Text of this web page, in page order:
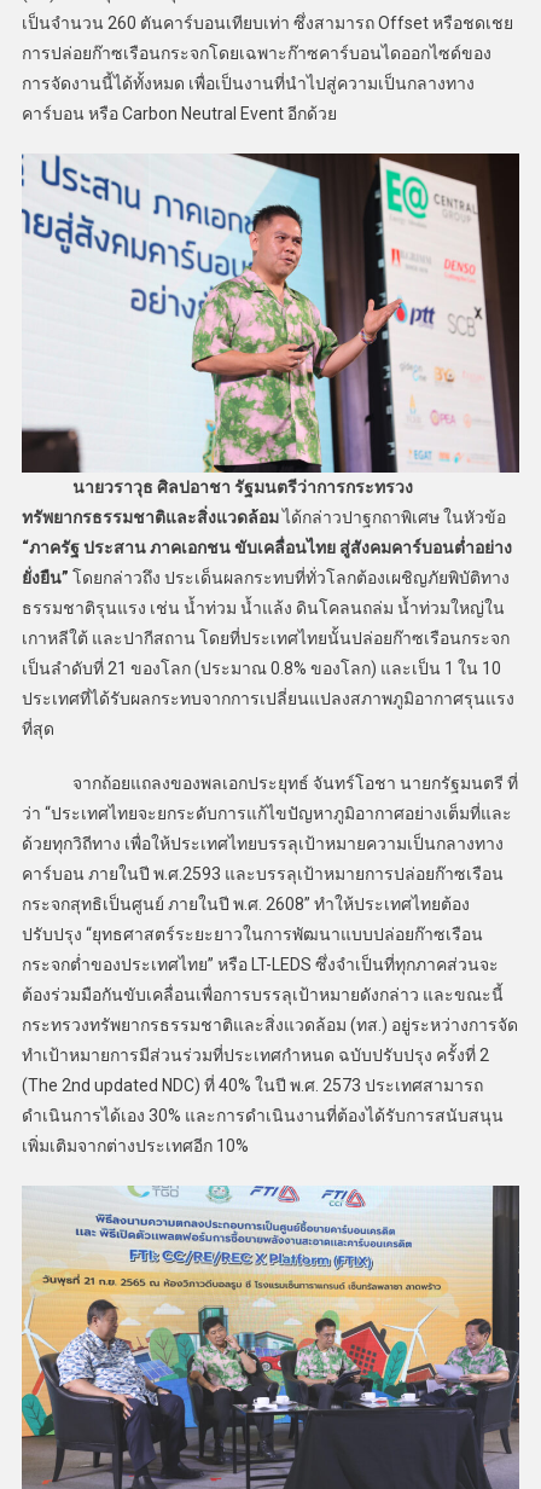
เป็นจำนวน 260 ตันคาร์บอนเทียบเท่า ซึ่งสามารถ Offset หรือชดเชย
การปล่อยก๊าซเรือนกระจกโดยเฉพาะก๊าซคาร์บอนไดออกไซด์ของ
การจัดงานนี้ได้ทั้งหมด เพื่อเป็นงานที่นำไปสู่ความเป็นกลางทาง
คาร์บอน หรือ Carbon Neutral Event อีกด้วย
นายวราวุธ ศิลปอาชา รัฐมนตรีว่าการกระทรวง
ทรัพยากรธรรมชาติและสิ่งแวดล้อมได้กล่าวปาฐกถาพิเศษ ในหัวข้อ
“ภาครัฐ ประสาน ภาคเอกชน ขับเคลื่อนไทย สู่สังคมคาร์บอนต่ำอย่าง
ยั่งยืน” โดยกล่าวถึง ประเด็นผลกระทบที่ทั่วโลกต้องเผชิญภัยพิบัติทาง
ธรรมชาติรุนแรง เช่น น้ำท่วม น้ำแล้ง ดินโคลนถล่ม น้ำท่วมใหญ่ใน
เกาหลีใต้ และปากีสถาน โดยที่ประเทศไทยนั้นปล่อยก๊าซเรือนกระจก
เป็นลำดับที่ 21 ของโลก (ประมาณ 0.8% ของโลก) และเป็น 1 ใน 10
ประเทศที่ได้รับผลกระทบจากการเปลี่ยนแปลงสภาพภูมิอากาศรุนแรง
ที่สุด
จากถ้อยแถลงของพลเอกประยุทธ์ จันทร์โอชา นายกรัฐมนตรี ที่
ว่า “ประเทศไทยจะยกระดับการแก้ไขปัญหาภูมิอากาศอย่างเต็มที่และ
ด้วยทุกวิถีทาง เพื่อให้ประเทศไทยบรรลุเป้าหมายความเป็นกลางทาง
คาร์บอน ภายในปี พ.ศ.2593 และบรรลุเป้าหมายการปล่อยก๊าซเรือน
กระจกสุทธิเป็นศูนย์ ภายในปี พ.ศ. 2608” ทำให้ประเทศไทยต้อง
ปรับปรุง “ยุทธศาสตร์ระยะยาวในการพัฒนาแบบปล่อยก๊าซเรือน
กระจกต่ำของประเทศไทย” หรือ LT-LEDS ซึ่งจำเป็นที่ทุกภาคส่วนจะ
ต้องร่วมมือกันขับเคลื่อนเพื่อการบรรลุเป้าหมายดังกล่าว และขณะนี้
กระทรวงทรัพยากรธรรมชาติและสิ่งแวดล้อม (ทส.) อยู่ระหว่างการจัด
ทำเป้าหมายการมีส่วนร่วมที่ประเทศกำหนด ฉบับปรับปรุง ครั้งที่ 2
(The 2nd updated NDC) ที่ 40% ในปี พ.ศ. 2573 ประเทศสามารถ
ดำเนินการได้เอง 30% และการดำเนินงานที่ต้องได้รับการสนับสนุน
เพิ่มเติมจากต่างประเทศอีก 10%